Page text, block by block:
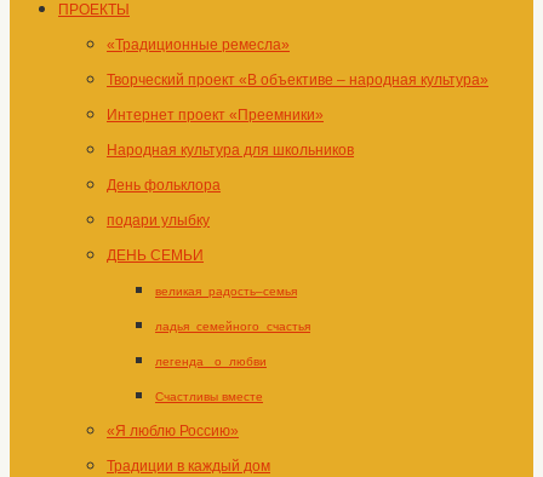
ПРОЕКТЫ
«Традиционные ремесла»
Творческий проект «В объективе – народная культура»
Интернет проект «Преемники»
Народная культура для школьников
День фольклора
подари улыбку
ДЕНЬ СЕМЬИ
великая_радость–семья
ладья_семейного_счастья
легенда _о_любви
Счастливы вместе
«Я люблю Россию»
Традиции в каждый дом